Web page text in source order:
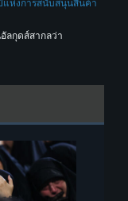
แห่งการสนับสนุนสินค้า
ลกุดส์สากลว่า